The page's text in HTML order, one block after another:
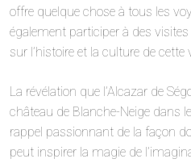
offre quelque chose à tous les
également participer à des
sur l’histoire et la culture de cette
La révélation que l’Alcazar de
château de Blanche-Neige dans
rappel passionnant de la façon
peut inspirer la magie de